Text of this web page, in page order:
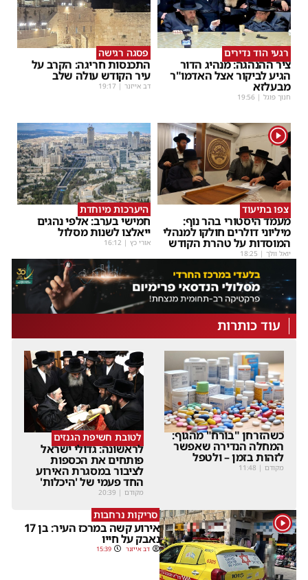
רגעי הוד נדירים
ציר ההנהגה: מנהיג הדור
הגיע לביקור אצל האדמו"ר
מבעלזא
חנוך פוגל |
19:56
פסגה רגישה
התכנסות חריגה: הקרב על
עיר הקודש עולה שלב
דב אייזנר |
19:17
1
צפו בתיעוד
מעמד היסטורי בהר נוף:
מיליוני דולרים חולקו למנהלי
המוסדות על טהרת הקודש
יואל וולך |
18:25
היערכות מיוחדת
חמישי בערב: אלפי נהגים
ייאלצו לשנות מסלול
אורי כץ |
16:12
עוד כותרות
כשהזרחן "בורח" מהגוף:
המחלה הנדירה שאפשר
לזהות בזמן – ולטפל
מקודם |
11:48
לטובת חשיפת הגנזים
לראשונה: גדולי ישראל
פותחים את הכספות
לציבור במסגרת האירוע
החד פעמי של 'היכלות'
מקודם |
20:39
1 סריקות נרחבות
אירוע קשה במרכז העיר: בן 17
נאבק על חייו
דב אייזנר 15:39